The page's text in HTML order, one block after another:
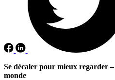
Se décaler pour mieux regarder –
monde